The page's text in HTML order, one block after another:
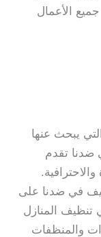
الأعمال
يبحث عنها
ضدنا تقدم
في ضدنا على
المنازل
والمنظفات